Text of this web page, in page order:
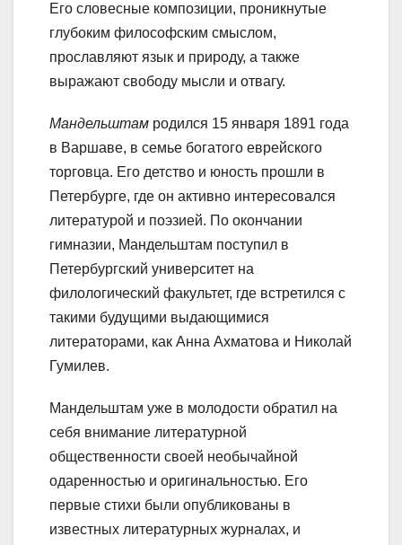
Его словесные композиции, проникнутые
глубоким философским смыслом,
прославляют язык и природу, а также
выражают свободу мысли и отвагу.
Мандельштам родился 15 января 1891 года
в Варшаве, в семье богатого еврейского
торговца. Его детство и юность прошли в
Петербурге, где он активно интересовался
литературой и поэзией. По окончании
гимназии, Мандельштам поступил в
Петербургский университет на
филологический факультет, где встретился с
такими будущими выдающимися
литераторами, как Анна Ахматова и Николай
Гумилев.
Мандельштам уже в молодости обратил на
себя внимание литературной
общественности своей необычайной
одаренностью и оригинальностью. Его
первые стихи были опубликованы в
известных литературных журналах, и